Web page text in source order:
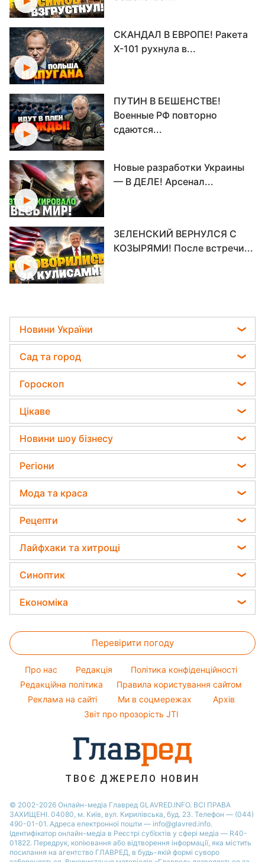
СКАНДАЛ В ЕВРОПЕ! Ракета
Х-101 рухнула в...
ПУТИН В БЕШЕНСТВЕ!
Военные РФ повторно
сдаются...
Новые разработки Украины
— В ДЕЛЕ! Арсенал...
ЗЕЛЕНСКИЙ ВЕРНУЛСЯ С
КОЗЫРЯМИ! После встречи...
срывают планы РФ!
УДАР ПО WILDBERRIES
УНИЧТОЖИЛ ВТБ БАНК! В...
WILDBERRIES ВСПЫХНУЛИ...
РФ АТАКОВАЛА ПОЛЬШУ!
Ракета прямо по городам...
НОВЫЙ УДАР ПО ВОЕННОЙ
КАЗНЕ: ЕС перекрывает...
КРЕМЛЬ ДОБРАЛСЯ ДО
ПЕНСИЙ? России нечем
ТУСК, ТАК НЕ БУДЕТ!
Зеленский срочно прибыл...
СРОЧНО! Потеря F-16 ВСУ:
пилот выжил, но...